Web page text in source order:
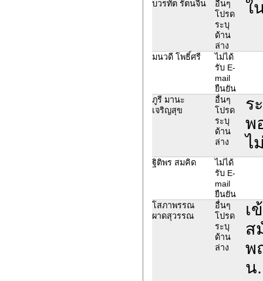
บวรทัต รัตนจีน
อื่นๆ
โปรด
ระบุ
ด้าน
ล่าง
ใ
มนวดี โพธิ์ศรี
ไม่ได้
รับ E-
mail
ยืนยัน
ภูรี มานะ
เจริญสุข
อื่นๆ
โปรด
ระบุ
ด้าน
ล่าง
ร
พ
ไ
ฐิติพร สมคิด
ไม่ได้
รับ E-
mail
ยืนยัน
โสภาพรรณ
ผาดสุวรรณ
อื่นๆ
โปรด
ระบุ
ด้าน
ล่าง
เ
ส
พ
น.